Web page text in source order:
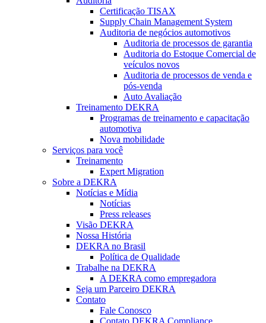
Certificação TISAX
Supply Chain Management System
Auditoria de negócios automotivos
Auditoria de processos de garantia
Auditoria do Estoque Comercial de
veículos novos
Auditoria de processos de venda e
pós-venda
Auto Avaliação
Treinamento DEKRA
Programas de treinamento e capacitação
automotiva
Nova mobilidade
Serviços para você
Treinamento
Expert Migration
Sobre a DEKRA
Notícias e Mídia
Notícias
Press releases
Visão DEKRA
Nossa História
DEKRA no Brasil
Política de Qualidade
Trabalhe na DEKRA
A DEKRA como empregadora
Seja um Parceiro DEKRA
Contato
Fale Conosco